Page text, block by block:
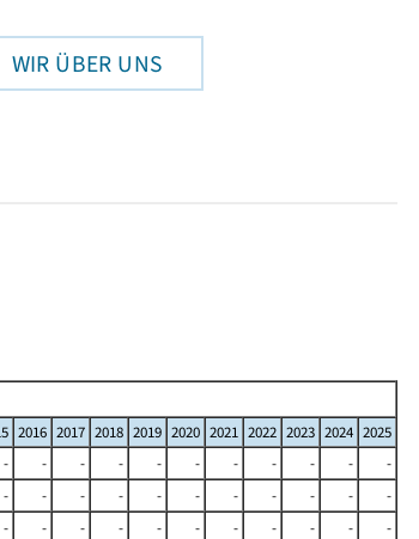
WIR ÜBER UNS
2016 2017 2018 2019 2020 2021 2022 2023 2024 2025
- - - - - - - - - -
-
- - - - - - - - - -
-
- - - - - - - - - - -